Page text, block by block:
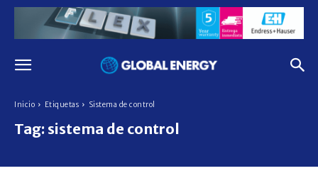
Inicio Etiquetas Sistema de control
Tag: sistema de control